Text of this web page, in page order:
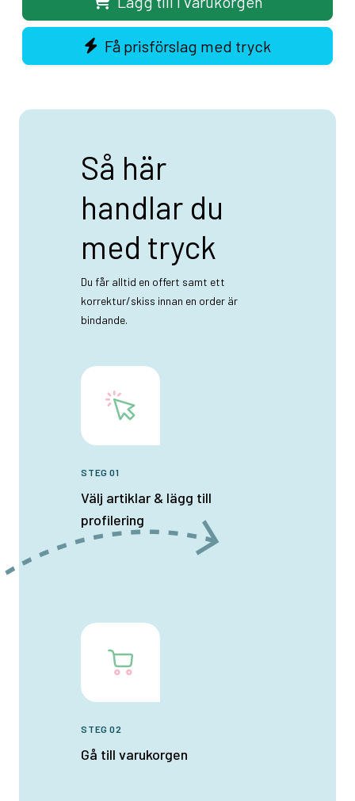
Få prisförslag med tryck
Så här
handlar du
med tryck
Du får alltid en offert samt ett
korrektur/skiss innan en order är
bindande.
STEG 01
Välj artiklar & lägg till
profilering
STEG 02
Gå till varukorgen